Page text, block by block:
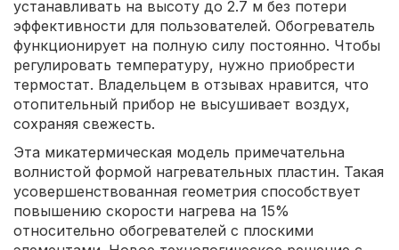
устанавливать на высоту до 2.7 м без потери
эффективности для пользователей. Обогреватель
функционирует на полную силу постоянно. Чтобы
регулировать температуру, нужно приобрести
термостат. Владельцем в отзывах нравится, что
отопительный прибор не высушивает воздух,
сохраняя свежесть.
Эта микатермическая модель примечательна
волнистой формой нагревательных пластин. Такая
усовершенствованная геометрия способствует
повышению скорости нагрева на 15%
относительно обогревателей с плоскими